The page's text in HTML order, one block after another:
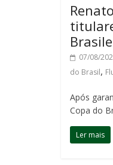
07/08/
do Brasil,
Após
Copa do
Ler mais